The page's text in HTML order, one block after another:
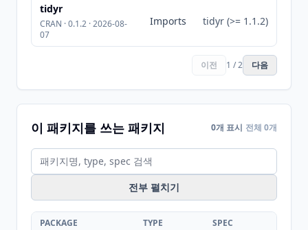
tidyr
CRAN · 0.1.2 · 2026-08-
07
Imports tidyr (>= 1.1.2)
이전 1 / 2 다음
이 패키지를 쓰는 패키지 0개 표시 전체 0개
전부 펼치기
PACKAGE TYPE SPEC